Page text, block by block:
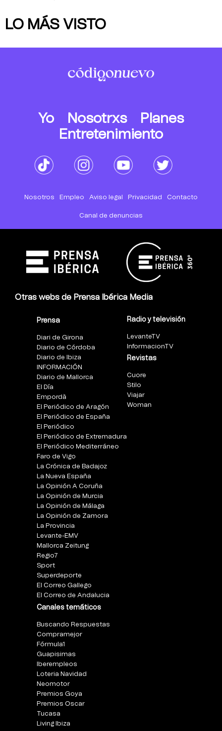
LO MÁS VISTO
Yo Nosotrxs
Planes
Entretenimiento
Nosotros Empleo Aviso legal Privacidad Contacto
Canal de denuncias
Otras webs de Prensa Ibérica Media
Prensa
Diari de Girona
Diario de Córdoba
Diario de Ibiza
INFORMACIÓN
Diario de Mallorca
El Día
Empordà
El Periódico de Aragón
El Periódico de España
El Periódico
El Periódico de Extremadura
El Periódico Mediterráneo
Faro de Vigo
La Crónica de Badajoz
La Nueva España
La Opinión A Coruña
La Opinión de Murcia
La Opinión de Málaga
La Opinión de Zamora
La Provincia
Levante-EMV
Mallorca Zeitung
Regio7
Sport
Superdeporte
El Correo Gallego
El Correo de Andalucia
Canales temáticos
Buscando Respuestas
Compramejor
Fórmula1
Guapisimas
Iberempleos
Loteria Navidad
Neomotor
Premios Goya
Premios Oscar
Tucasa
Living Ibiza
Radio y televisión
LevanteTV
InformacionTV
Revistas
Cuore
Stilo
Viajar
Woman